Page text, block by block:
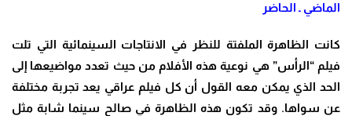
الماضي ـ الحاضر
كانت الظاهرة الملفتة للنظر في الانتاجات السينمائية التي تلت
فيلم “الرأس” هي نوعية هذه الأفلام من حيث تعدد مواضيعها إلى
الحد الذي يمكن معه القول أن كل فيلم عراقي يعد تجربة مختلفة
عن سواها. وقد تكون هذه الظاهرة في صالح سينما شابة مثل